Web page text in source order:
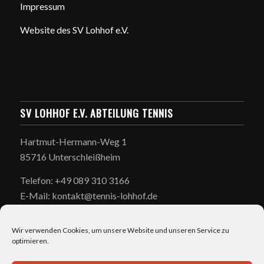
Wir verwenden Cookies, um unsere Website und unseren Service zu
optimieren.
Impressum
Website des SV Lohhof e.V.
SV LOHHOF E.V. ABTEILUNG TENNIS
Hartmut-Hermann-Weg 1
85716 Unterschleißheim
Telefon: +49 089 310 3166
E-Mail: kontakt@tennis-lohhof.de